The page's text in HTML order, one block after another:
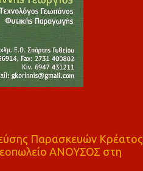
Παρασκευών Κρέατος
ΑΝΟΥΣΟΣ στη